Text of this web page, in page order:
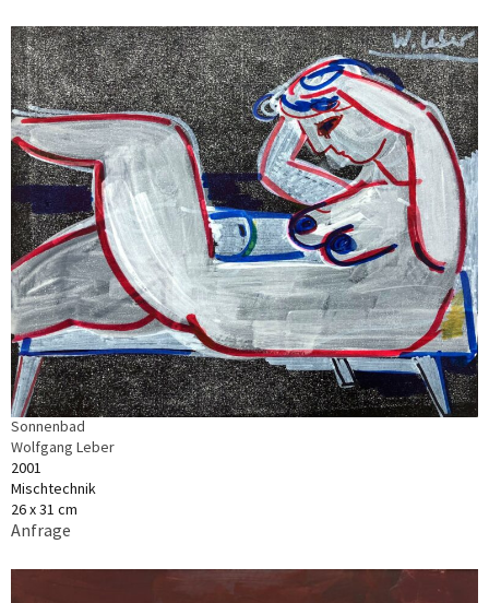
Sonnenbad
Wolfgang Leber
2001
Mischtechnik
26 x 31 cm
Anfrage